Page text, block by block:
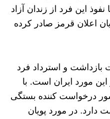
این فرد از زندان آزاد
اعلان قرمز صادر کرده
بازداشت و استرداد فرد
مورد ایران است. با
درخواست کننده بستگی
دارد. در مورد پویان